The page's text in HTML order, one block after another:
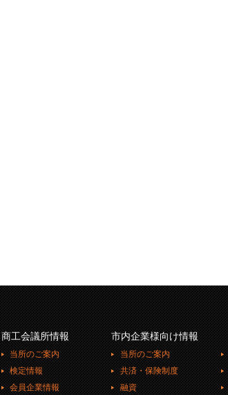
商工会議所情報
当所のご案内
検定情報
会員企業情報
市内企業様向け情報
当所のご案内
共済・保険制度
融資